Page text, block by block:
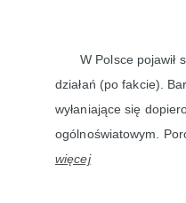
W Polsce pojawił
działań (po fakcie).
wyłaniające się
ogólnoświatowym.
więcej